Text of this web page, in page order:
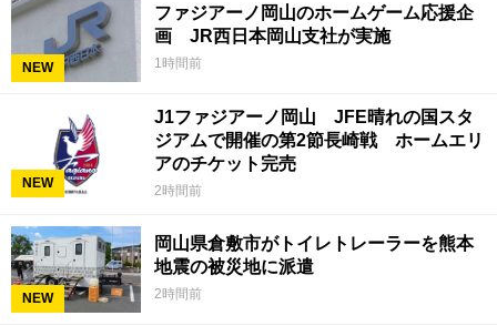
NEW
ファジアーノ岡山のホームゲーム応援企
画 JR西日本岡山支社が実施
1時間前
NEW
J1ファジアーノ岡山 JFE晴れの国スタ
ジアムで開催の第2節長崎戦 ホームエリ
アのチケット完売
2時間前
NEW
岡山県倉敷市がトイレトレーラーを熊本
地震の被災地に派遣
2時間前